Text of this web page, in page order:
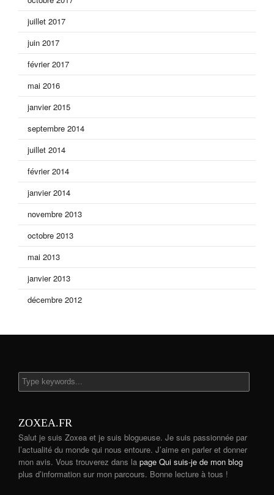
juillet 2017
juin 2017
février 2017
mai 2016
janvier 2015
septembre 2014
juillet 2014
février 2014
janvier 2014
novembre 2013
octobre 2013
mai 2013
janvier 2013
décembre 2012
ZOXEA.FR
Salut je suis Zoxea et je suis blogueuse. Je suis passionnée par
l’actualité du monde qui nous entoure. J’aime en parler et donner
mon avis. Vous trouverez dans la page Qui suis-je de mon blog
plus d’information sur mon parcours. Bonne lecture à tous !